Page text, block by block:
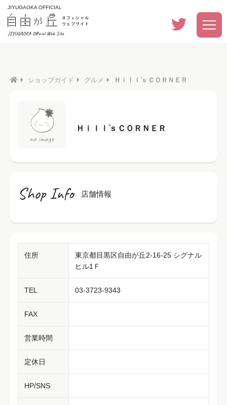
JIYUGAOKA OFFICIAL
ショップガイド グルメ Ｈｉｌｌ`s ＣＯＲＮＥＲ
Ｈｉｌｌ`s ＣＯＲＮＥＲ
Shop Info 店舗情報
住所
東京都目黒区自由が丘2-16-25 シグナル
ヒル1Ｆ
TEL 03-3723-9343
FAX
営業時間
定休日
HP/SNS